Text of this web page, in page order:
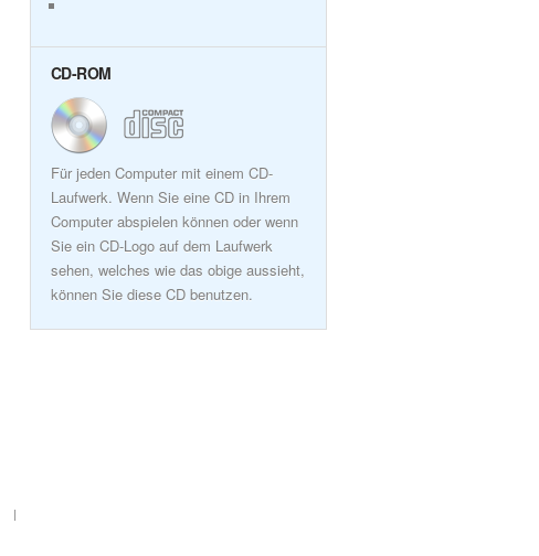
CD-ROM
Für jeden Computer mit einem CD-
Laufwerk. Wenn Sie eine CD in Ihrem
Computer abspielen können oder wenn
Sie ein CD-Logo auf dem Laufwerk
sehen, welches wie das obige aussieht,
können Sie diese CD benutzen.
|